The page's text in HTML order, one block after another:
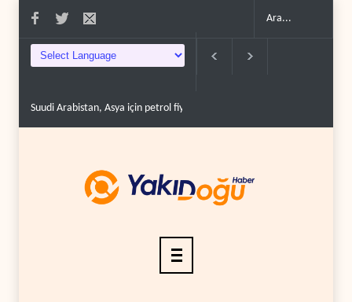
Suudi Arabistan, Asya için petrol fiyatını altı yılın ..